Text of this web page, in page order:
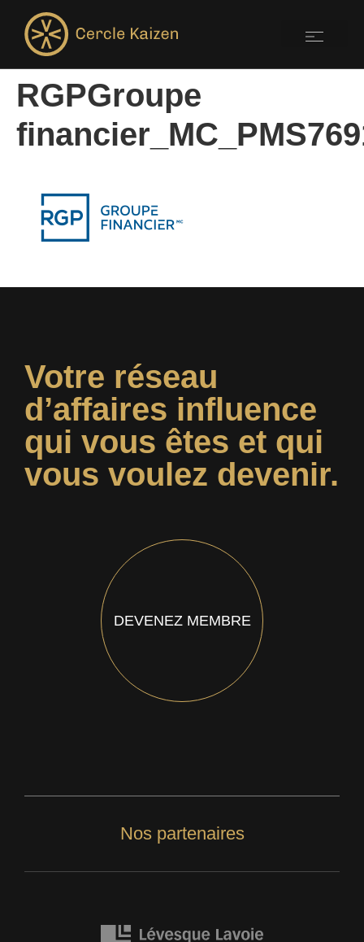
RGPGroupe
Votre réseau
d’affaires influence
qui vous êtes et qui
vous voulez devenir.
DEVENEZ MEMBRE
Nos partenaires